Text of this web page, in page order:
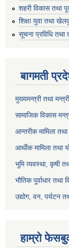
शहरी विकास तथा
शिक्षा युवा तथा
सूचना प्रविधि तथा
बागमती
मुख्यमन्त्री तथा
सामाजिक विकास
आन्तरीक मामिला
आर्थीक मामिला तथा
भूमि व्यवस्था, कृषी
भौतिक पूर्वाधार तथा
उद्योग, वन, पर्यटन
हाम्रो